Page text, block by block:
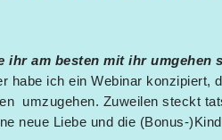
ihr am besten mit ihr umgehen
ich ein Webinar konzipiert,
umzugehen. Zuweilen steckt
neue Liebe und die (Bonus-